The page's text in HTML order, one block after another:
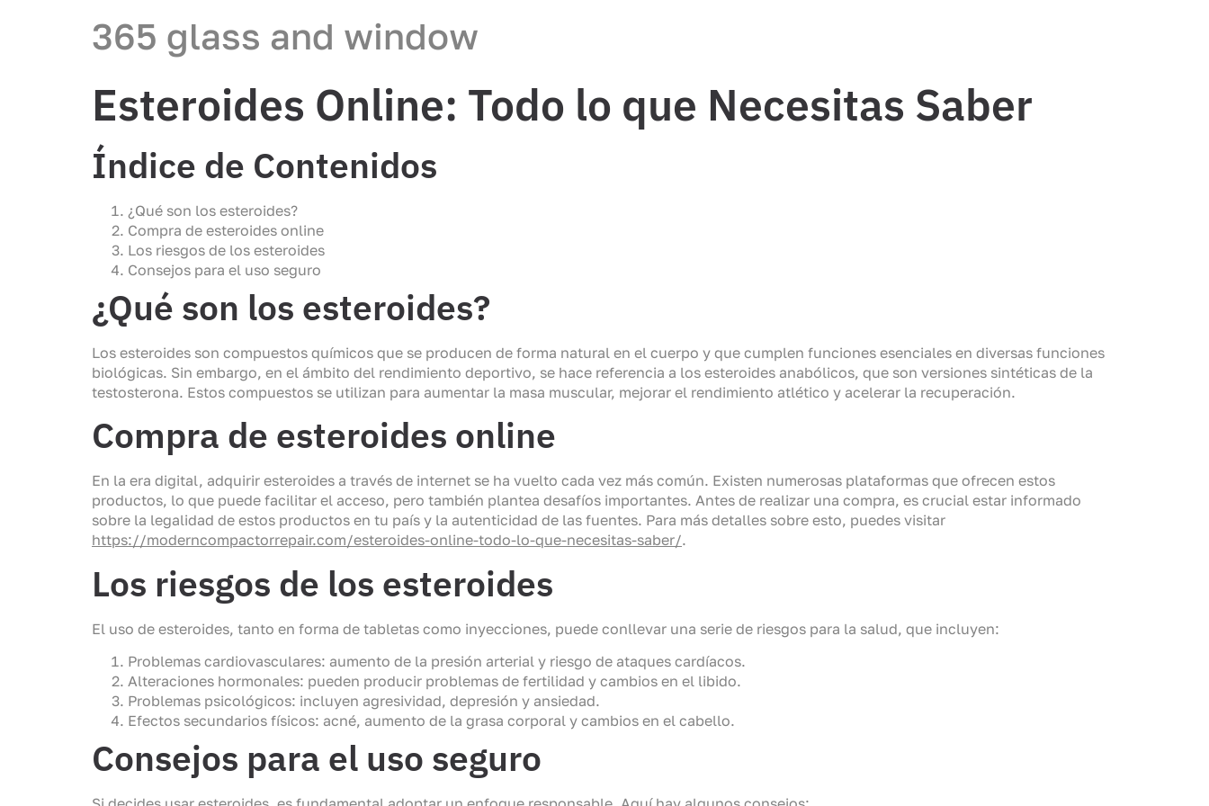
365 glass and window
Esteroides Online: Todo lo que Necesitas Saber
Índice de Contenidos
¿Qué son los esteroides?
Compra de esteroides online
Los riesgos de los esteroides
Consejos para el uso seguro
¿Qué son los esteroides?
Los esteroides son compuestos químicos que se producen de forma natural en el cuerpo y que cumplen funciones esenciales en diversas funciones
biológicas. Sin embargo, en el ámbito del rendimiento deportivo, se hace referencia a los esteroides anabólicos, que son versiones sintéticas de la
testosterona. Estos compuestos se utilizan para aumentar la masa muscular, mejorar el rendimiento atlético y acelerar la recuperación.
Compra de esteroides online
En la era digital, adquirir esteroides a través de internet se ha vuelto cada vez más común. Existen numerosas plataformas que ofrecen estos
productos, lo que puede facilitar el acceso, pero también plantea desafíos importantes. Antes de realizar una compra, es crucial estar informado
sobre la legalidad de estos productos en tu país y la autenticidad de las fuentes. Para más detalles sobre esto, puedes visitar
https://moderncompactorrepair.com/esteroides-online-todo-lo-que-necesitas-saber/.
Los riesgos de los esteroides
El uso de esteroides, tanto en forma de tabletas como inyecciones, puede conllevar una serie de riesgos para la salud, que incluyen:
Problemas cardiovasculares: aumento de la presión arterial y riesgo de ataques cardíacos.
Alteraciones hormonales: pueden producir problemas de fertilidad y cambios en el libido.
Problemas psicológicos: incluyen agresividad, depresión y ansiedad.
Efectos secundarios físicos: acné, aumento de la grasa corporal y cambios en el cabello.
Consejos para el uso seguro